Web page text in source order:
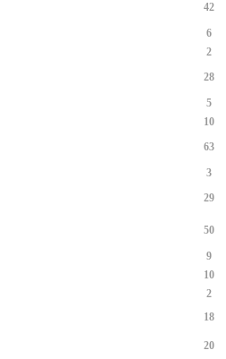
42
6
2
28
5
10
63
3
29
50
9
10
2
18
20